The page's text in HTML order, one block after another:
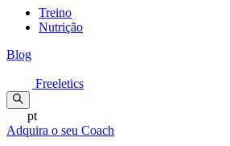
Treino
Nutrição
Blog
Freeletics
pt
Adquira o seu Coach